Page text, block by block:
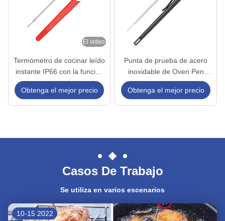
El video
Termómetro de cocinar leído
instante IP66 con la función
del contraluz para la cocina
Obtenga el mejor precio
Punta de prueba de acero
inoxidable de Oven Pen
Meat Thernometer With 304
y contraluz brillante
Obtenga el mejor precio
Casos De Trabajo
Se utiliza en varios escenarios
10-15 2022